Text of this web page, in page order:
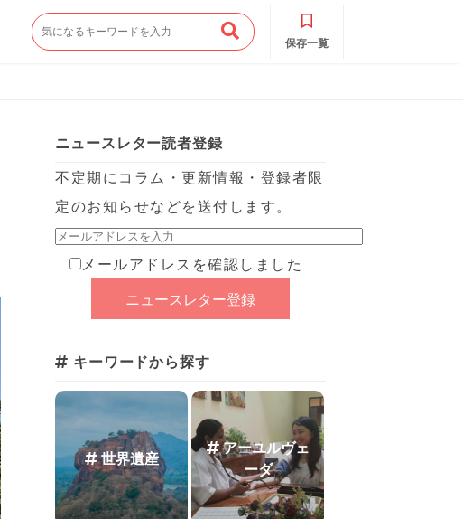
保存一覧
ニュースレター読者登録
不定期にコラム・更新情報・登録者限
定のお知らせなどを送付します。
メールアドレスを確認しました
キーワードから探す
世界遺産
アーユルヴェ
ーダ